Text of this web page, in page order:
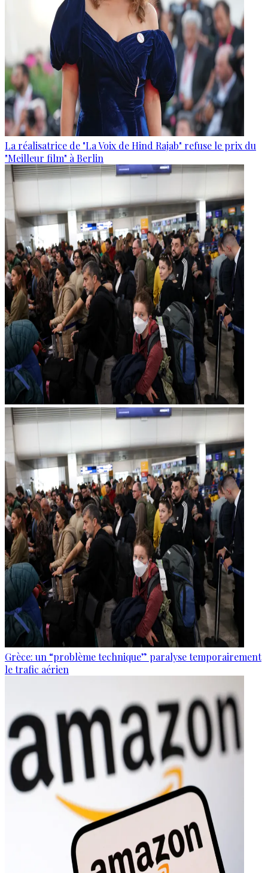
La réalisatrice de "La Voix de Hind Rajab" refuse le prix du
"Meilleur film" à Berlin
Grèce: un “problème technique” paralyse temporairement
le trafic aérien